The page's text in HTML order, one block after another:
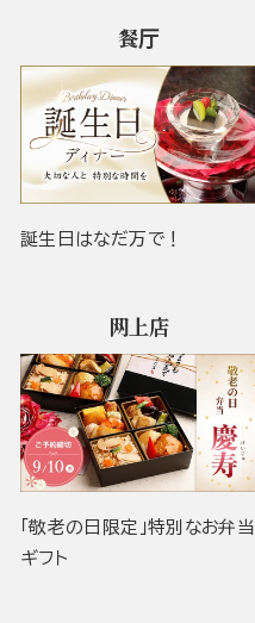
餐厅
誕生日はなだ万で！
网上店
「敬老の日限定」特別なお弁当
ギフト